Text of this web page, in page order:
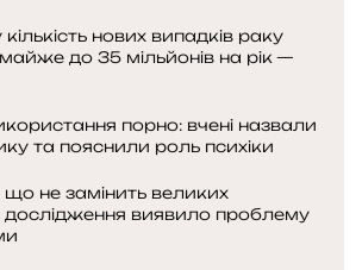
нових випадків раку
до 35 мільйонів на рік —
порно: вчені назвали
та пояснили роль психіки
не замінить великих
дослідження виявило проблему